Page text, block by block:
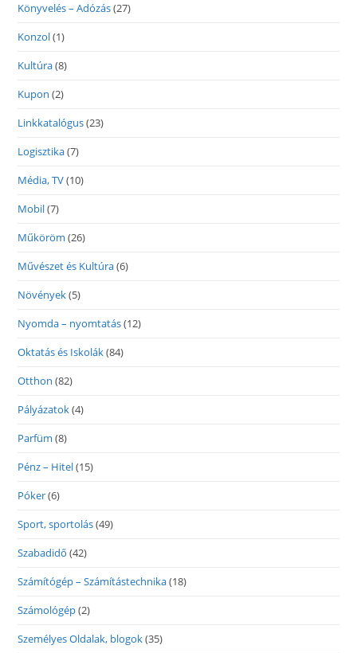
Könyvelés – Adózás(27)
Konzol(1)
Kultúra(8)
Kupon (2)
Linkkatalógus(23)
Logisztika(7)
Média, TV(10)
Mobil(7)
Műköröm (26)
Művészet és Kultúra(6)
Növények(5)
Nyomda – nyomtatás(12)
Oktatás és Iskolák(84)
Otthon (82)
Pályázatok(4)
Parfüm (8)
Pénz – Hitel(15)
Póker(6)
Sport, sportolás(49)
Szabadidő (42)
Számítógép – Számítástechnika(18)
Számológép(2)
Személyes Oldalak, blogok(35)